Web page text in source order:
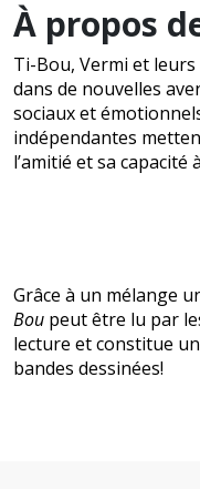
À propos
Ti-Bou, Vermi et
dans de nouvelles
sociaux et
indépendantes
l’amitié et sa
Grâce à un mélange
Bou peut être lu par
lecture et constitue
bandes dessinées!